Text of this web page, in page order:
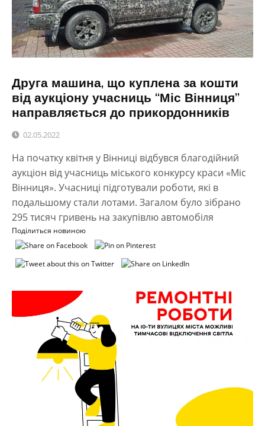
Друга машина, що куплена за кошти
від аукціону учасниць “Міс Вінниця”
направляється до прикордонників
02.05.2022
На початку квітня у Вінниці відбувся благодійний
аукціон від учасниць міського конкурсу краси «Міс
Вінниця». Учасниці підготували роботи, які в
подальшому стали лотами. Загалом було зібрано
295 тисяч гривень на закупівлю автомобіля
Поділиться новиною